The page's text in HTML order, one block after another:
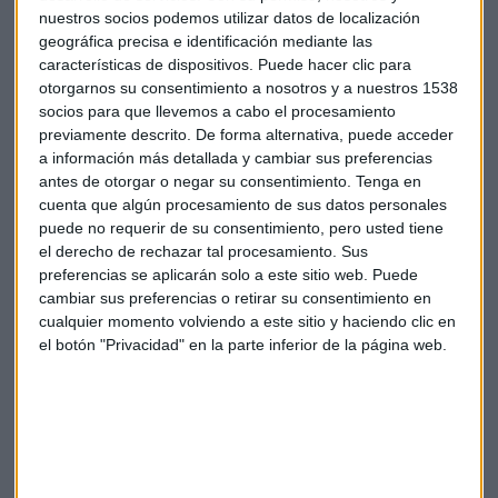
nuestros socios podemos utilizar datos de localización
geográfica precisa e identificación mediante las
características de dispositivos. Puede hacer clic para
otorgarnos su consentimiento a nosotros y a nuestros 1538
socios para que llevemos a cabo el procesamiento
previamente descrito. De forma alternativa, puede acceder
a información más detallada y cambiar sus preferencias
antes de otorgar o negar su consentimiento. Tenga en
cuenta que algún procesamiento de sus datos personales
puede no requerir de su consentimiento, pero usted tiene
el derecho de rechazar tal procesamiento. Sus
preferencias se aplicarán solo a este sitio web. Puede
cambiar sus preferencias o retirar su consentimiento en
cualquier momento volviendo a este sitio y haciendo clic en
el botón "Privacidad" en la parte inferior de la página web.
Kraft Heinz está controlada por Berkshire Hathaway, de
Warren Buffet, y por la brasileña 3G Capital. La caída del
20% le hace borrar 12.000 millones de dólares de
capitalización y sus acciones tocan el nivel más bajo
desde que Heinz compró Kraft en 2015.
Resultados Kraft